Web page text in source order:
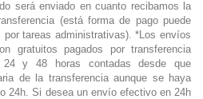
será enviado en cuanto recibamos la
(está forma de pago puede
tareas administrativas). *Los envíos
gratuitos pagados por transferencia
24 y 48 horas contadas desde que
de la transferencia aunque se haya
24h. Si desea un envío efectivo en 24h